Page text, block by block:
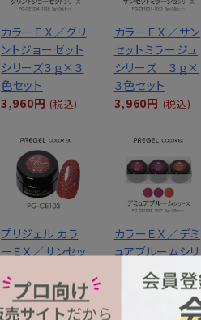
カラーＥＸ／グリ
ントジョーゼット
シリーズ３ｇ×３
色セット
3,960円 (税込)
カラーＥＸ／サン
セットミラージュ
シリーズ ３ｇ×
３色セット
3,960円 (税込)
プリジェル カラ
ーＥＸ／サンセッ
ｇ
1,320円 (税込)
カラーＥＸ／デミ
ュアブルームシリ
ーズ ３ｇ×３色
セット
(税込)